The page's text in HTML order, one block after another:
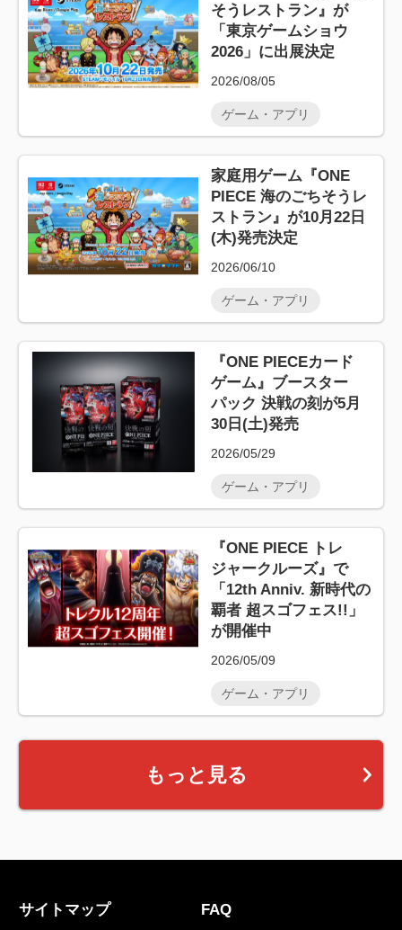
そうレストラン』が
「東京ゲームショウ
2026」に出展決定
2026/08/05
ゲーム・アプリ
家庭用ゲーム『ONE
PIECE 海のごちそうレ
ストラン』が10月22日
(木)発売決定
2026/06/10
ゲーム・アプリ
『ONE PIECEカード
ゲーム』ブースター
パック 決戦の刻が5月
30日(土)発売
2026/05/29
ゲーム・アプリ
『ONE PIECE トレ
ジャークルーズ』で
「12th Anniv. 新時代の
覇者 超スゴフェス!!」
が開催中
2026/05/09
ゲーム・アプリ
もっと見る
サイトマップ FAQ